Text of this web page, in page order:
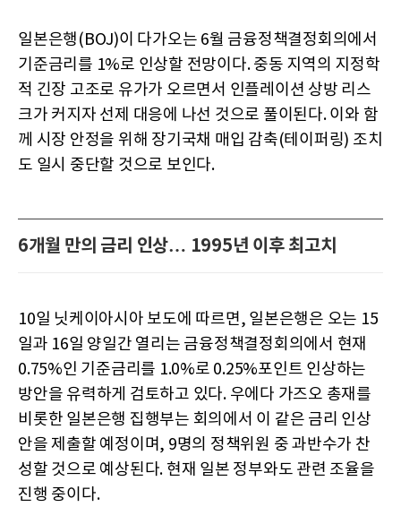
일본은행(BOJ)이 다가오는 6월 금융정책결정회의에서
기준금리를 1%로 인상할 전망이다. 중동 지역의 지정학
적 긴장 고조로 유가가 오르면서 인플레이션 상방 리스
크가 커지자 선제 대응에 나선 것으로 풀이된다. 이와 함
께 시장 안정을 위해 장기국채 매입 감축(테이퍼링) 조치
도 일시 중단할 것으로 보인다.
6개월 만의 금리 인상… 1995년 이후 최고치
10일 닛케이아시아 보도에 따르면, 일본은행은 오는 15
일과 16일 양일간 열리는 금융정책결정회의에서 현재
0.75%인 기준금리를 1.0%로 0.25%포인트 인상하는
방안을 유력하게 검토하고 있다. 우에다 가즈오 총재를
비롯한 일본은행 집행부는 회의에서 이 같은 금리 인상
안을 제출할 예정이며, 9명의 정책위원 중 과반수가 찬
성할 것으로 예상된다. 현재 일본 정부와도 관련 조율을
진행 중이다.